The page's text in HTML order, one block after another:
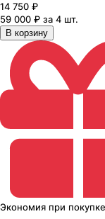
14 750 ₽
59 000 ₽ за 4 шт.
В корзину
Экономия при покупке